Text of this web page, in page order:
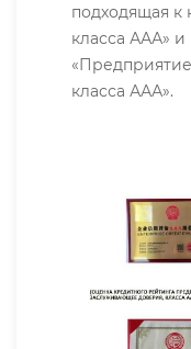
подходящая к
класса ААА»
класса ААА».